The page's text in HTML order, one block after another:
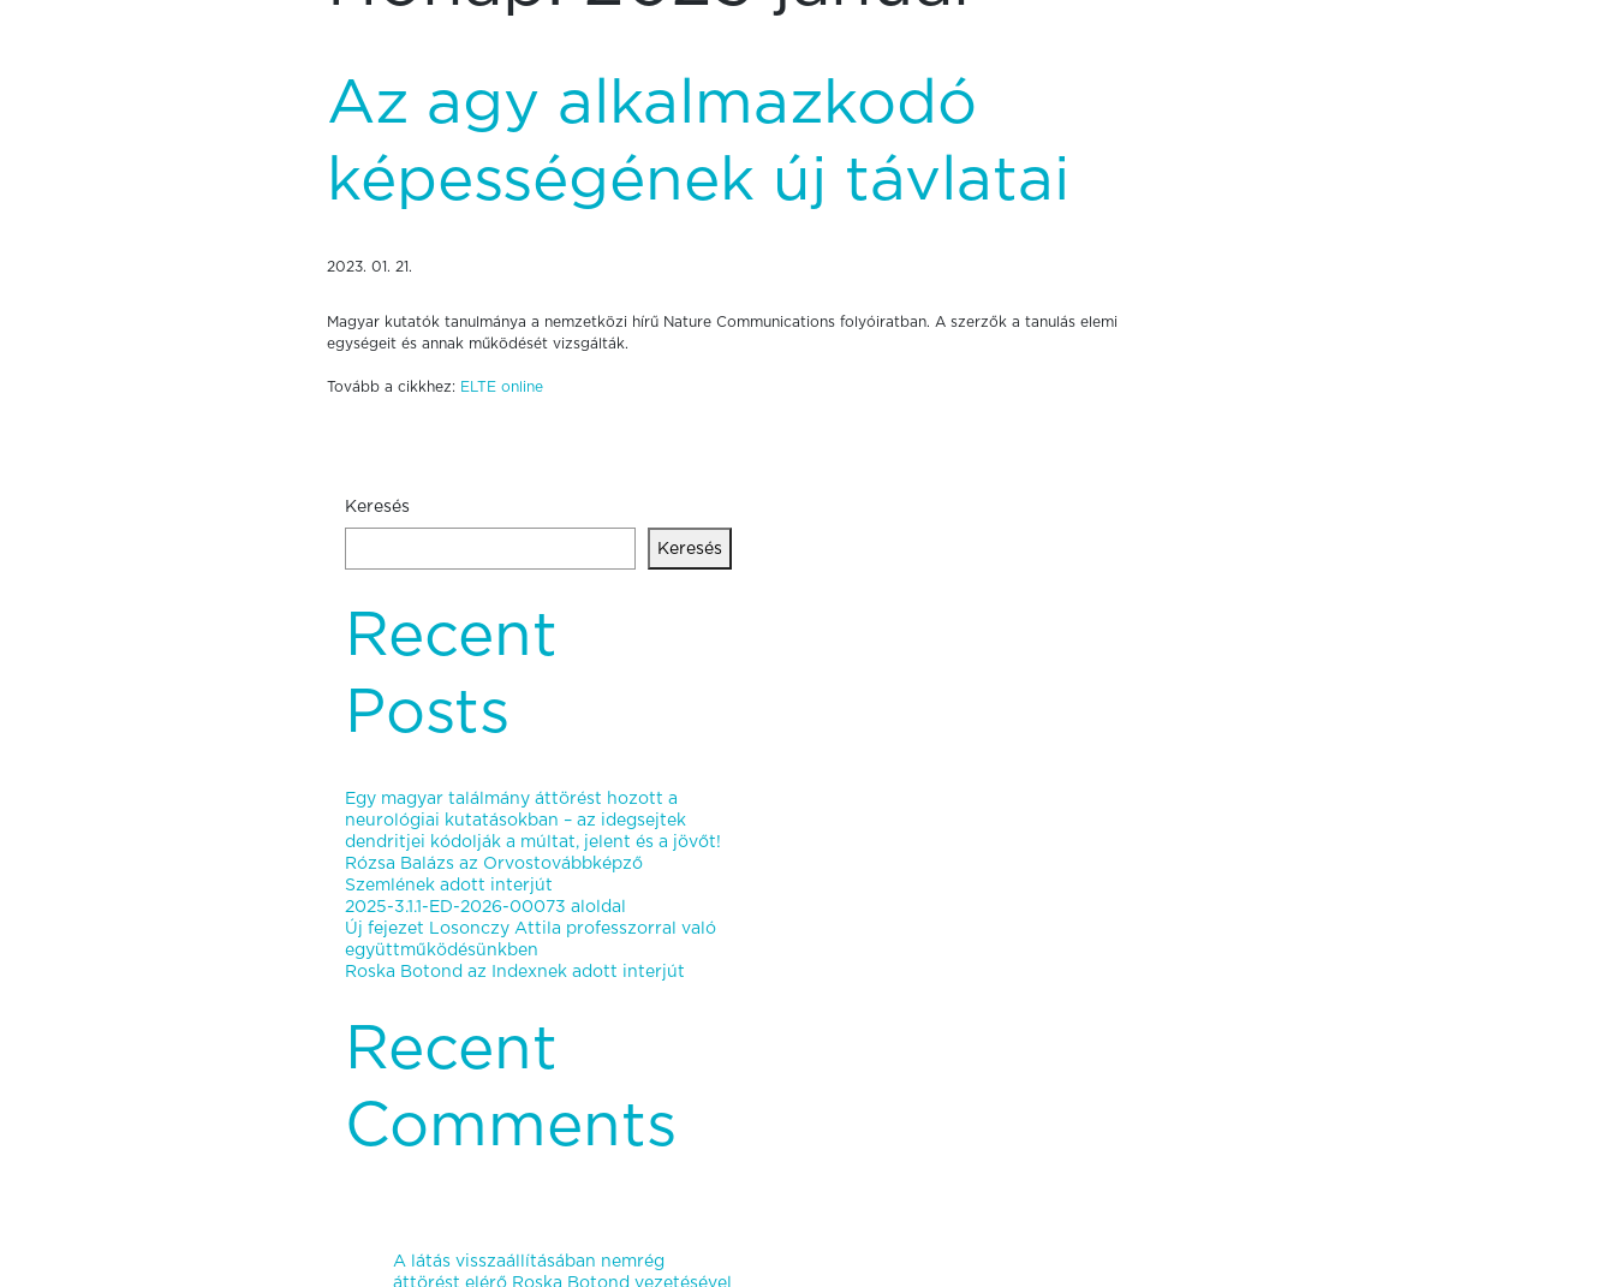
Az agy alkalmazkodó
képességének új távlatai
2023. 01. 21.
Magyar kutatók tanulmánya a nemzetközi hírű Nature Communications folyóiratban. A szerzők a tanulás elemi
egységeit és annak működését vizsgálták.
Tovább a cikkhez: ELTE online
Keresés
Keresés
Recent
Posts
Egy magyar találmány áttörést hozott a
neurológiai kutatásokban – az idegsejtek
dendritjei kódolják a múltat, jelent és a jövőt!
Rózsa Balázs az Orvostovábbképző
Szemlének adott interjút
2025-3.1.1-ED-2026-00073 aloldal
Új fejezet Losonczy Attila professzorral való
együttműködésünkben
Roska Botond az Indexnek adott interjút
Recent
Comments
A látás visszaállításában nemrég
áttörést elérő Roska Botond vezetésével